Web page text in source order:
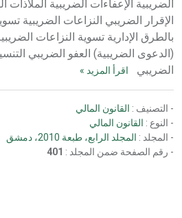
الضريبية الإعفاءات الضريبية الملاذات
الإقرار الضريبي النزاعات الضريبية
بالطرق الإدارية تسوية النزاعات
(الدعوى الضريبية) العفو الضريبي
الضريبي
اقرأ المزيد »
- التصنيف : القانون المالي
- النوع : القانون المالي
- المجلد : المجلد الرابع، طبعة 2010، دمشق
- رقم الصفحة ضمن المجلد : 401